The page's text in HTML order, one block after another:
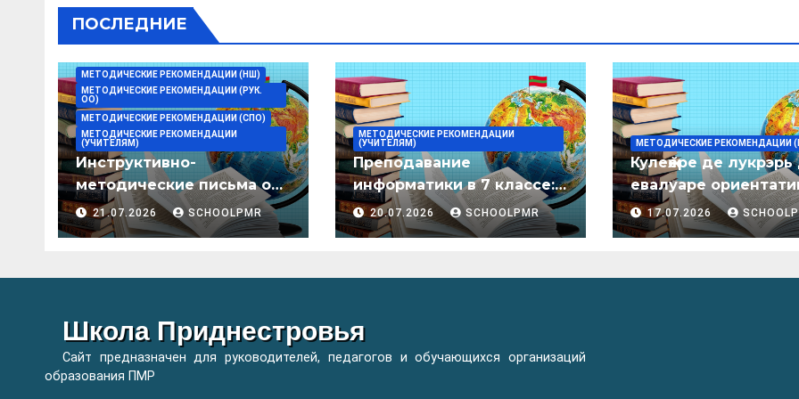
ПОСЛЕДНИЕ
МЕТОДИЧЕСКИЕ РЕКОМЕНДАЦИИ (НШ)
МЕТОДИЧЕСКИЕ РЕКОМЕНДАЦИИ (РУК.
ОО)
МЕТОДИЧЕСКИЕ РЕКОМЕНДАЦИИ (СПО)
МЕТОДИЧЕСКИЕ РЕКОМЕНДАЦИИ
(УЧИТЕЛЯМ)
Инструктивно-
методические письма о
преподавании учебных
предметов/дисциплин в
образования ПМР на
21.07.2026 SCHOOLPMR
МЕТОДИЧЕСКИЕ РЕКОМЕНДАЦИИ
(УЧИТЕЛЯМ)
Преподавание
информатики в 7 классе:
методическое пособие
20.07.2026 SCHOOLPMR
МЕТОДИЧЕСКИЕ РЕКОМЕНДАЦИИ
Кулеӂере де лукрэрь
евалуаре
лимба
пентру елевий
организациилор де
17.07.2026
Школа Приднестровья
Сайт предназначен для руководителей, педагогов и обучающихся организаций
образования ПМР